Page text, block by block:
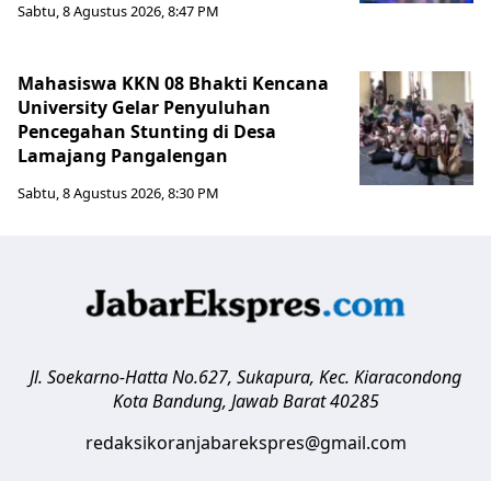
Sabtu, 8 Agustus 2026, 8:47 PM
Mahasiswa KKN 08 Bhakti Kencana
University Gelar Penyuluhan
Pencegahan Stunting di Desa
Lamajang Pangalengan
Sabtu, 8 Agustus 2026, 8:30 PM
Jl. Soekarno-Hatta No.627, Sukapura, Kec. Kiaracondong
Kota Bandung, Jawab Barat 40285
redaksikoranjabarekspres@gmail.com